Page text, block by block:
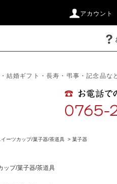
アカウント
結婚ギフト・長寿・弔事・記念品な
イーツカップ/菓子器/茶道具 > 菓子器
ップ/菓子器/茶道具